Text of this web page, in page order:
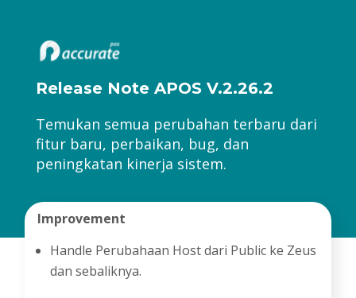
Release Note APOS V.2.26.2
Temukan semua perubahan terbaru dari
fitur baru, perbaikan, bug, dan
peningkatan kinerja sistem.
Improvement
Handle Perubahaan Host dari Public ke Zeus
dan sebaliknya.